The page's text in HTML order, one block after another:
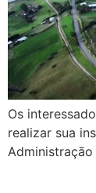
Os
realizar sua